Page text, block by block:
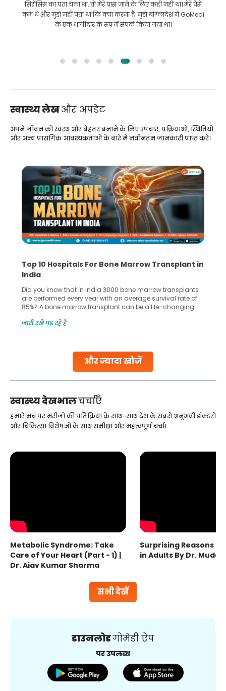
सिरोसिस का पता चला था, तो मेरे पास जाने के लिए कहीं नहीं था। मेरे पैसे
कम थे और मुझे नहीं पता था कि क्या करना है। मुझे बांग्लादेश में GoMedi
के एक भागीदार के रूप में संपर्क किया गया था।
स्वास्थ्य लेखऔर अपडेट
और ज्यादा खोजें
अपने जीवन को स्वस्थ और बेहतर बनाने के लिए उपचार, प्रक्रियाओं, स्थितियों
और अन्य प्रासंगिक आवश्यकताओं के बारे में नवीनतम जानकारी प्राप्त करें।
Top 10 Hospitals For Bone Marrow Transplant in
India
Did you know that in India 3000 bone marrow transplants
are performed every year with an average survival rate of
85%? A bone marrow transplant can be a life-changing
make all the difference. India has some of the world’s
जारी रखें पढ़ रहे हैं
स्वास्थ्य देखभालचर्चाएँ
सभी देखें
हमारे मंच पर मरीजों की प्रतिक्रिया के साथ-साथ देश के सबसे अनुभवी डॉक्टरों
और चिकित्सा विशेषज्ञों के साथ समीक्षा और महत्वपूर्ण चर्चा।
Metabolic Syndrome: Take
Care of Your Heart (Part - 1) |
Dr. Ajay Kumar Sharma
Surprising Reasons
in Adults By Dr.
डाउनलोडगोमेडी ऐप
पर उपलब्ध